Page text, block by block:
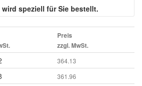
speziell für Sie bestellt.
Preis
zzgl. MwSt.
364.13
361.96